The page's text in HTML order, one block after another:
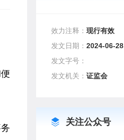
效力注释：现行有效
发文日期：2024-06-28
发文字号：
发文机关：证监会
关注公众号